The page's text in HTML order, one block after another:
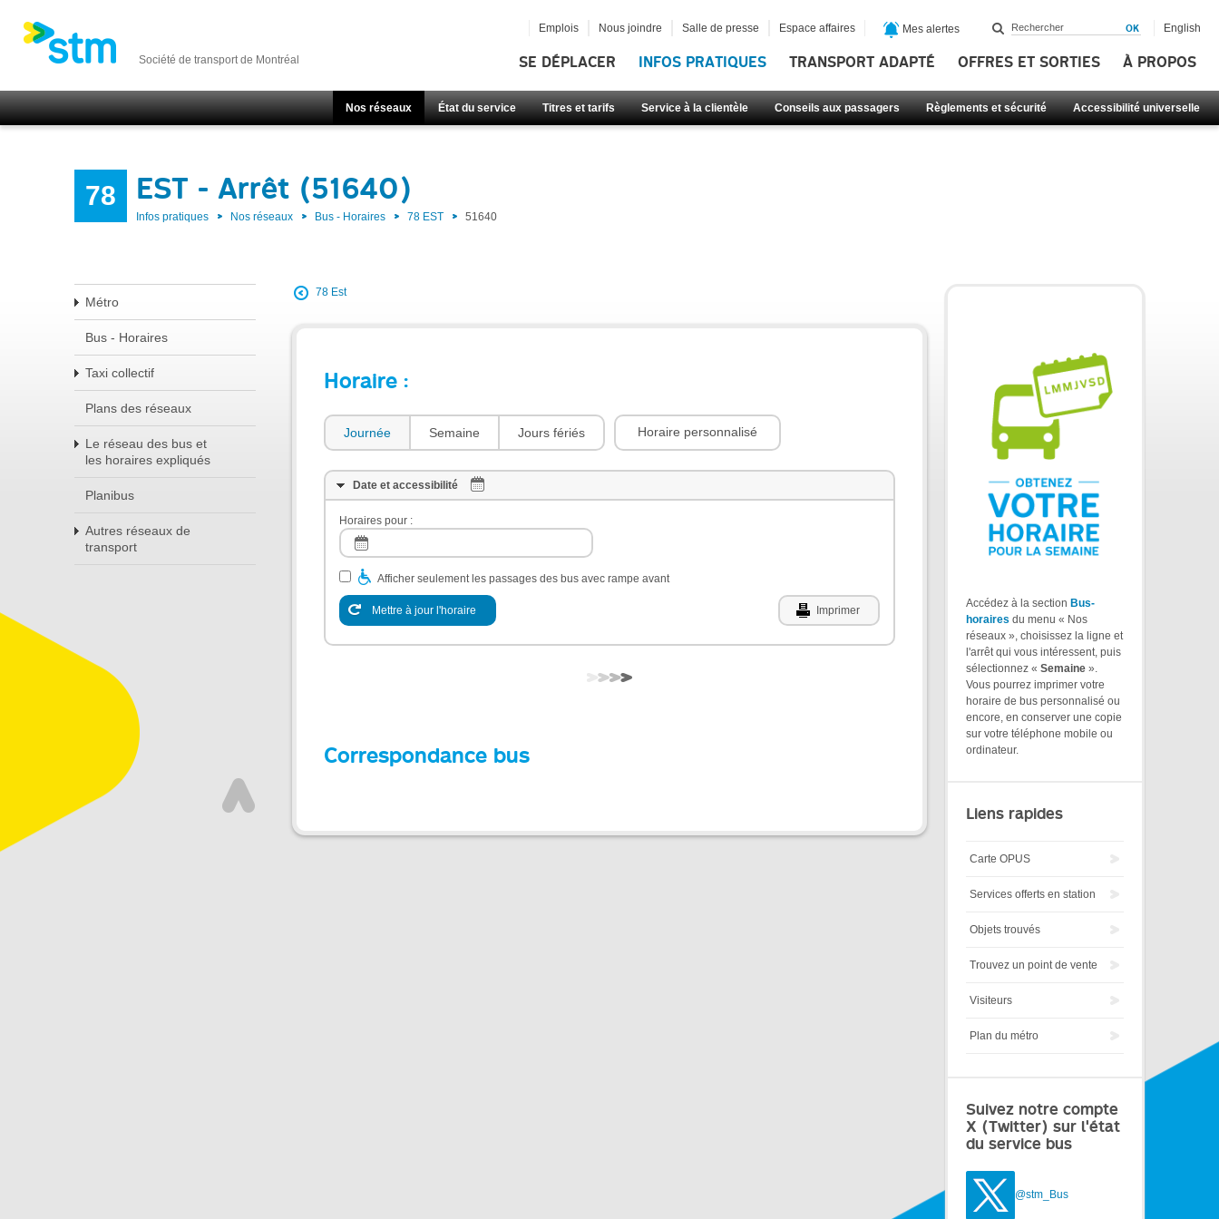
Société de transport de Montréal SE DÉPLACER INFOS PRATIQUES TRANSPORT ADAPTÉ OFFRES ET SORTIES À PROPOS
Nos réseaux État du service Titres et tarifs Service à la clientèle Conseils aux passagers Règlements et sécurité Accessibilité universelle
Emplois Nous joindre Salle de presse Espace affaires Mes alertes English
78 EST - Arrêt (51640)
Infos pratiques Nos réseaux Bus - Horaires 78 EST 51640
Métro
Bus - Horaires
Taxi collectif
Plans des réseaux
Le réseau des bus et
les horaires expliqués
Planibus
Autres réseaux de
transport
78 Est
Horaire :
Journée Semaine Jours fériés Horaire personnalisé
Date et accessibilité
Horaires pour :
Afficher seulement les passages des bus avec rampe avant
Mettre à jour l'horaire Imprimer
Correspondance bus
Accédez à la section Bus-
horaires du menu « Nos
réseaux », choisissez la ligne et
l'arrêt qui vous intéressent, puis
sélectionnez « Semaine ».
Vous pourrez imprimer votre
horaire de bus personnalisé ou
encore, en conserver une copie
sur votre téléphone mobile ou
ordinateur.
Liens rapides
Carte OPUS
Services offerts en station
Objets trouvés
Trouvez un point de vente
Visiteurs
Plan du métro
Suivez notre compte
X (Twitter) sur l'état
du service bus
@stm_Bus